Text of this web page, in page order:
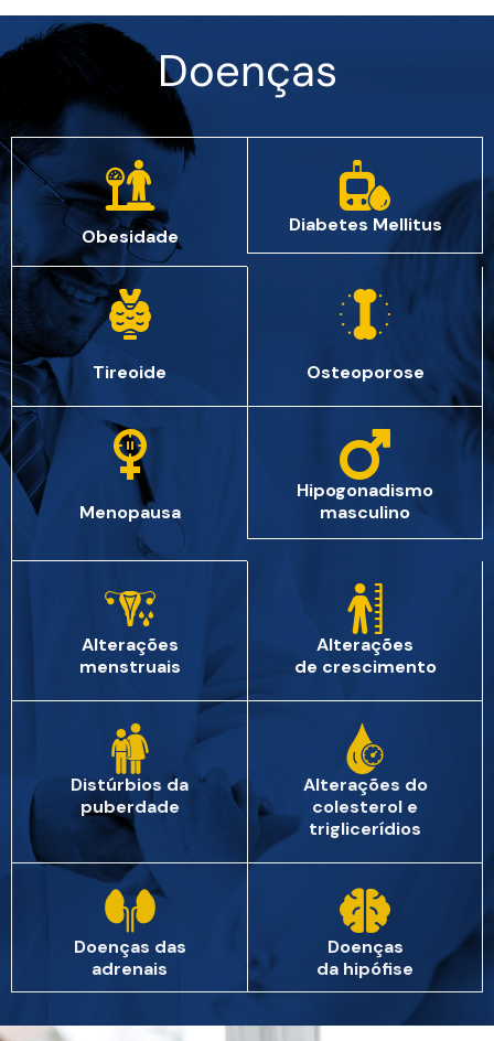
Doenças
Obesidade
Diabetes Mellitus
Tireoide Osteoporose
Menopausa
Hipogonadismo
masculino
Alterações
menstruais
Alterações
de crescimento
Distúrbios da
puberdade
Alterações do
colesterol e
triglicerídios
Doenças das
adrenais
Doenças
da hipófise